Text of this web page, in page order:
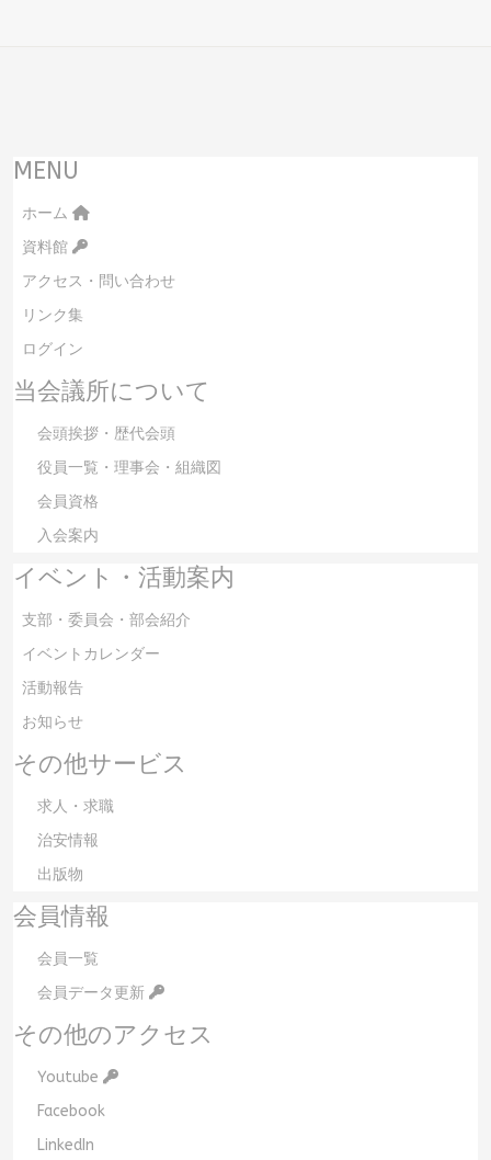
MENU
ホーム
資料館
アクセス・問い合わせ
リンク集
ログイン
当会議所について
会頭挨拶・歴代会頭
役員一覧・理事会・組織図
会員資格
入会案内
イベント・活動案内
支部・委員会・部会紹介
イベントカレンダー
活動報告
お知らせ
その他サービス
求人・求職
治安情報
出版物
会員情報
会員一覧
会員データ更新
その他のアクセス
Youtube
Facebook
LinkedIn